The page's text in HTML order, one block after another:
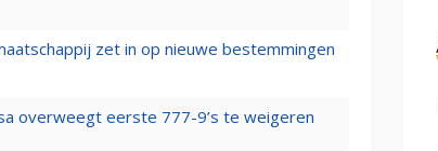
zet in op nieuwe bestemmingen
overweegt eerste 777-9’s te weigeren